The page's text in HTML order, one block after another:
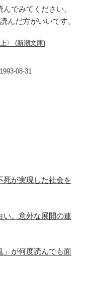
でみてください。
んだ方がいいです。
〉 (新潮文庫)
08-31
死が実現した社会を
い。意外な展開の連
」が何度読んでも面